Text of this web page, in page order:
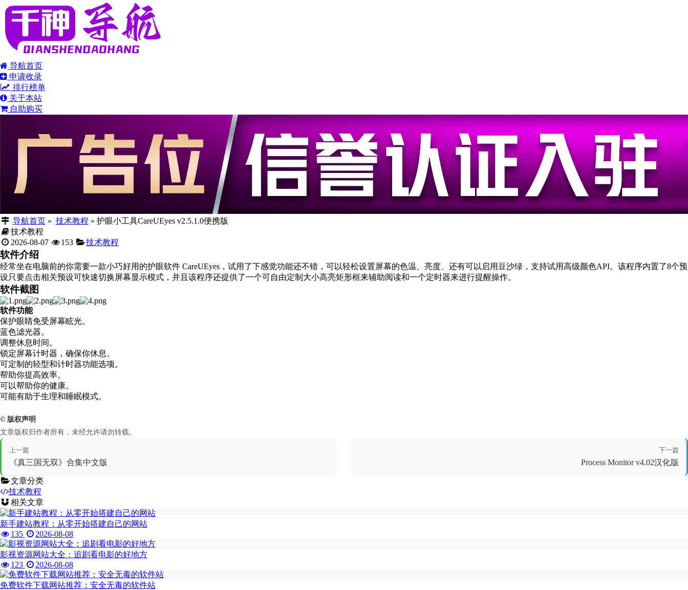
导航首页
申请收录
排行榜单
关于本站
自助购买
导航首页» 技术教程 » 护眼小工具CareUEyes v2.5.1.0便携版
技术教程
2026-08-07
153 技术教程
软件介绍
经常坐在电脑前的你需要一款小巧好用的护眼软件 CareUEyes，试用了下感觉功能还不错，可以轻松设置屏幕的色温、亮度、还有可以启用豆沙绿，支持试用高级颜色API。该程序内置了8个预
设只要点击相关预设可快速切换屏幕显示模式，并且该程序还提供了一个可自由定制大小高亮矩形框来辅助阅读和一个定时器来进行提醒操作。
软件截图
软件功能
保护眼睛免受屏幕眩光。
蓝色滤光器。
调整休息时间。
锁定屏幕计时器，确保你休息。
可定制的轻型和计时器功能选项。
帮助你提高效率。
可以帮助你的健康。
可能有助于生理和睡眠模式。
© 版权声明
文章版权归作者所有，未经允许请勿转载。
上一篇
《真三国无双》合集中文版
下一篇
Process Monitor v4.02汉化版
文章分类
技术教程
相关文章
新手建站教程：从零开始搭建自己的网站
135
2026-08-08
影视资源网站大全：追剧看电影的好地方
123
2026-08-08
免费软件下载网站推荐：安全无毒的软件站